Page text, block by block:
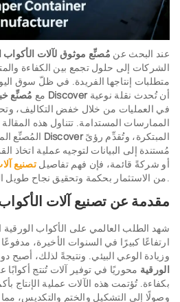
عند البحث عن مُصنِّع موثوق لآلات الأكواب
الشركات إلى حلول تجمع بين الكفاءة
متطلبات إنتاجها الفريدة. في ظلّ سوق
مع مُصنِّع Discoverأن تُحدث نقلة نوعية
في العمليات من خلال خفض التكاليف،
الممارسات المستدامة. تتناول هذه المقالة
Discoverالمبتكرة، وتُقدِّم رؤىً
مُستندة إلى البيانات لتوجيه عملية اتخاذ
أو شركةً قائمة، فإن فهم تفاصيلتصنيع
من الاستثمار بحكمة وتحقيق نجاح طويل الأمد.
مقدمة عن تصنيع آلات
شهد الطلب العالمي على الأكواب الورقية
ارتفاعًا كبيرًا في السنوات الأخيرة،
وزيادة الوعي البيئي. ونتيجةً لذلك، أصبح
الورقية محوريًا في توفير آلات تُنتج أكوابًا
بكفاءة. تُؤتمت هذه الآلات عملية الإنتاج
وصولًا إلى التشكيل والختم والتكديس،